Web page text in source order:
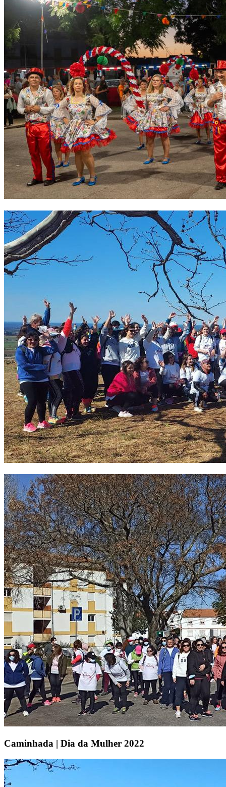
Caminhada | Dia da Mulher 2022